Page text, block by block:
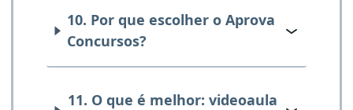
10. Por que escolher o Aprova
Concursos?
11. O que é melhor: videoaula